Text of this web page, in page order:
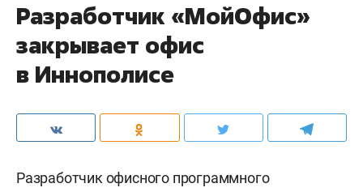
Разработчик «МойОфис»
закрывает офис
в Иннополисе
Разработчик офисного программного